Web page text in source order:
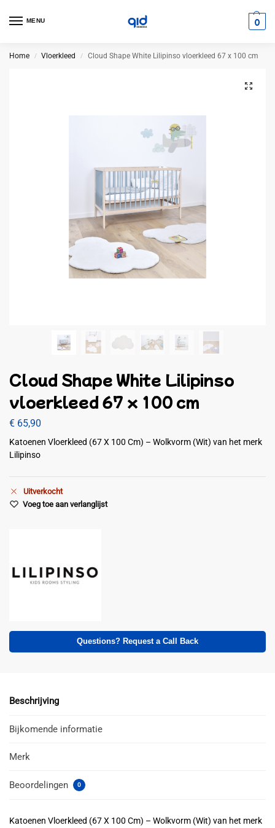
MENU 0
Home / Vloerkleed / Cloud Shape White Lilipinso vloerkleed 67 x 100 cm
Cloud Shape White Lilipinso
vloerkleed 67 x 100 cm
€ 65,90
Katoenen Vloerkleed (67 X 100 Cm) – Wolkvorm (Wit) van het merk
Lilipinso
Uitverkocht
Voeg toe aan verlanglijst
Questions? Request a Call Back
Beschrijving
Bijkomende informatie
Merk
Beoordelingen 0
Katoenen Vloerkleed (67 X 100 Cm) – Wolkvorm (Wit) van het merk